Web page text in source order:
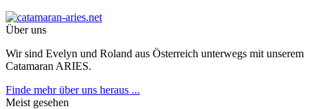
Über uns
Wir sind Evelyn und Roland aus Österreich unterwegs mit unserem
Catamaran ARIES.
Finde mehr über uns heraus ...
Meist gesehen